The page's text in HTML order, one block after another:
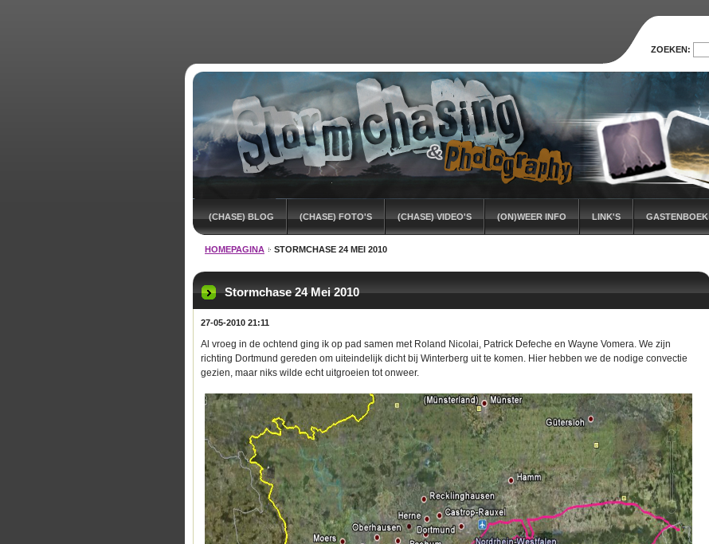
(CHASE) BLOG (CHASE) FOTO'S (CHASE) VIDEO'S (ON)WEER INFO LINK'S GASTENBOEK
HOMEPAGINA STORMCHASE 24 MEI 2010
Stormchase 24 Mei 2010
27-05-2010 21:11
Al vroeg in de ochtend ging ik op pad samen met Roland Nicolai, Patrick Defeche en Wayne Vomera. We zijn
richting Dortmund gereden om uiteindelijk dicht bij Winterberg uit te komen. Hier hebben we de nodige convectie
gezien, maar niks wilde echt uitgroeien tot onweer.
ZOEKEN: